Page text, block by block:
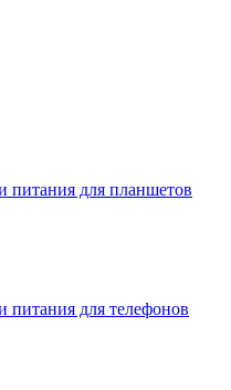
питания для планшетов
питания для телефонов